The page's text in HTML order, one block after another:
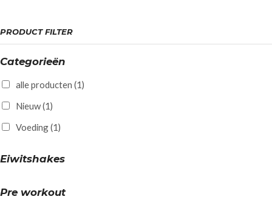
PRODUCT FILTER
Categorieën
alle producten (1)
Nieuw(1)
Voeding(1)
Eiwitshakes
Pre workout